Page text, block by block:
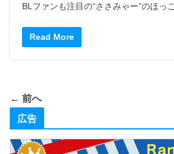
BLファンも注目の“ささみゃー”のほっこ
Read More
← 前へ
広告